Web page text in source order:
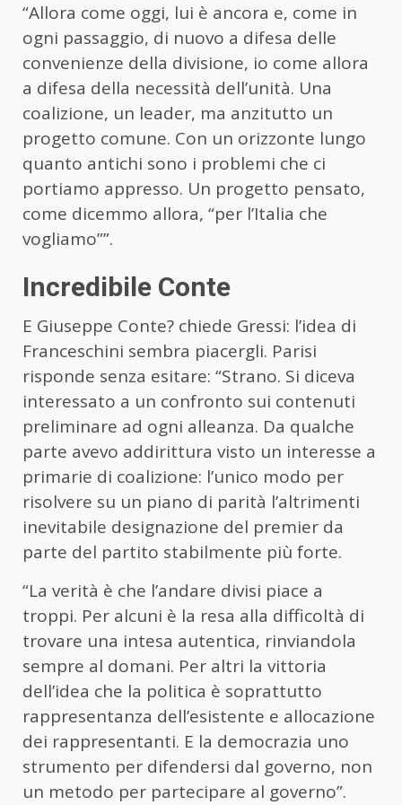
“Allora come oggi, lui è ancora e, come in
ogni passaggio, di nuovo a difesa delle
convenienze della divisione, io come allora
a difesa della necessità dell’unità. Una
coalizione, un leader, ma anzitutto un
progetto comune. Con un orizzonte lungo
quanto antichi sono i problemi che ci
portiamo appresso. Un progetto pensato,
come dicemmo allora, “per l’Italia che
vogliamo””.
Incredibile Conte
E Giuseppe Conte? chiede Gressi: l’idea di
Franceschini sembra piacergli. Parisi
risponde senza esitare: “Strano. Si diceva
interessato a un confronto sui contenuti
preliminare ad ogni alleanza. Da qualche
parte avevo addirittura visto un interesse a
primarie di coalizione: l’unico modo per
risolvere su un piano di parità l’altrimenti
inevitabile designazione del premier da
parte del partito stabilmente più forte.
“La verità è che l’andare divisi piace a
troppi. Per alcuni è la resa alla difficoltà di
trovare una intesa autentica, rinviandola
sempre al domani. Per altri la vittoria
dell’idea che la politica è soprattutto
rappresentanza dell’esistente e allocazione
dei rappresentanti. E la democrazia uno
strumento per difendersi dal governo, non
un metodo per partecipare al governo”.